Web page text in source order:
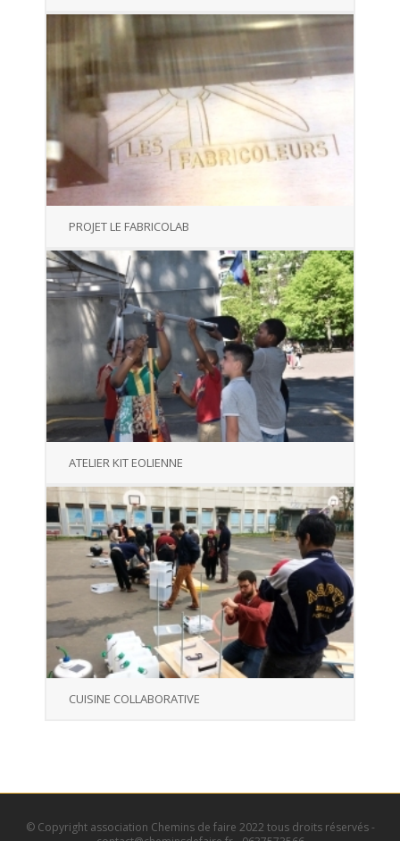
PROJET LE FABRICOLAB
ATELIER KIT EOLIENNE
CUISINE COLLABORATIVE
© Copyright association Chemins de faire 2022 tous droits réservés -